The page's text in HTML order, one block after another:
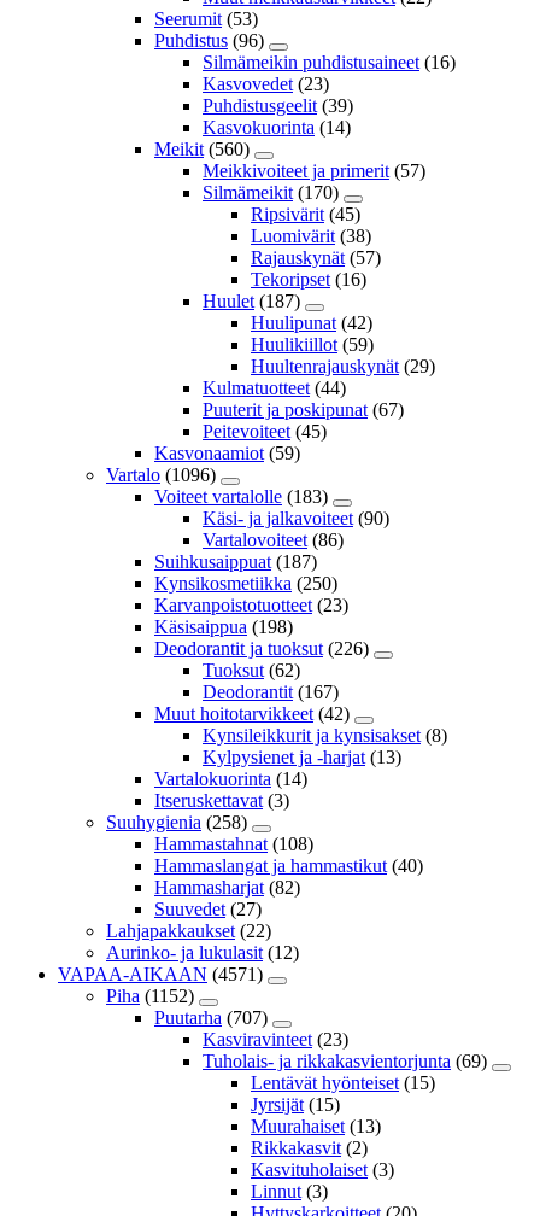
Seerumit (53)
Puhdistus (96)
Silmämeikin puhdistusaineet (16)
Kasvovedet (23)
Puhdistusgeelit (39)
Kasvokuorinta (14)
Meikit (560)
Meikkivoiteet ja primerit (57)
Silmämeikit (170)
Ripsivärit (45)
Luomivärit (38)
Rajauskynät (57)
Tekoripset (16)
Huulet (187)
Huulipunat (42)
Huulikiillot (59)
Huultenrajauskynät (29)
Kulmatuotteet (44)
Puuterit ja poskipunat (67)
Peitevoiteet (45)
Kasvonaamiot (59)
Vartalo (1096)
Voiteet vartalolle (183)
Käsi- ja jalkavoiteet (90)
Vartalovoiteet (86)
Suihkusaippuat (187)
Kynsikosmetiikka (250)
Karvanpoistotuotteet (23)
Käsisaippua (198)
Deodorantit ja tuoksut (226)
Tuoksut (62)
Deodorantit (167)
Muut hoitotarvikkeet (42)
Kynsileikkurit ja kynsisakset (8)
Kylpysienet ja -harjat (13)
Vartalokuorinta (14)
Itseruskettavat (3)
Suuhygienia (258)
Hammastahnat (108)
Hammaslangat ja hammastikut (40)
Hammasharjat (82)
Suuvedet (27)
Lahjapakkaukset (22)
Aurinko- ja lukulasit (12)
VAPAA-AIKAAN (4571)
Piha (1152)
Puutarha (707)
Kasviravinteet (23)
Tuholais- ja rikkakasvientorjunta (69)
Lentävät hyönteiset (15)
Jyrsijät (15)
Muurahaiset (13)
Rikkakasvit (2)
Kasvituholaiset (3)
Linnut (3)